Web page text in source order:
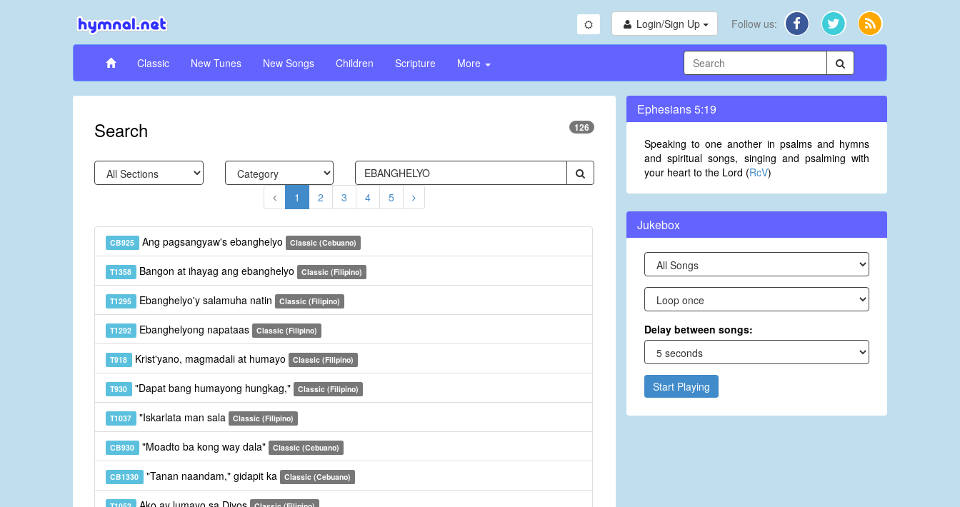
Login/Sign Up Follow us:
Classic New Tunes New Songs Children Scripture More
Search 126
1 2 3 4 5
CB925 Ang pagsangyaw's ebanghelyo Classic (Cebuano)
T1358 Bangon at ihayag ang ebanghelyo Classic (Filipino)
T1295 Ebanghelyo'y salamuha natin Classic (Filipino)
T1292 Ebanghelyong napataas Classic (Filipino)
T918 Krist'yano, magmadali at humayo Classic (Filipino)
T930 "Dapat bang humayong hungkag," Classic (Filipino)
T1037 "Iskarlata man sala Classic (Filipino)
CB930 "Moadto ba kong way dala" Classic (Cebuano)
CB1330 "Tanan naandam," gidapit ka Classic (Cebuano)
Ephesians 5:19
Speaking to one another in psalms and hymns
and spiritual songs, singing and psalming with
your heart to the Lord (RcV)
Jukebox
Delay between songs:
Start Playing